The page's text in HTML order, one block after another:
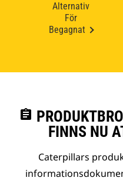
Alternativ
För
Begagnat
assignment
FINNS NU
Caterpillars